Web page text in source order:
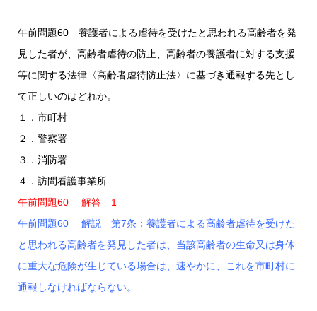
午前問題60 養護者による虐待を受けたと思われる高齢者を発
見した者が、高齢者虐待の防止、高齢者の養護者に対する支援
等に関する法律〈高齢者虐待防止法〉に基づき通報する先とし
て正しいのはどれか。
１．市町村
２．警察署
３．消防署
４．訪問看護事業所
午前問題60 解答 1
午前問題60 解説 第7条：養護者による高齢者虐待を受けた
と思われる高齢者を発見した者は、当該高齢者の生命又は身体
に重大な危険が生じている場合は、速やかに、これを市町村に
通報しなければならない。